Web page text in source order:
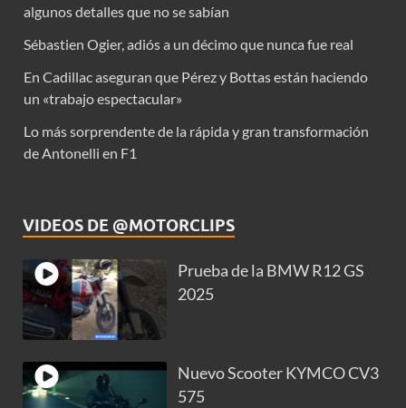
algunos detalles que no se sabían
Sébastien Ogier, adiós a un décimo que nunca fue real
En Cadillac aseguran que Pérez y Bottas están haciendo
un «trabajo espectacular»
Lo más sorprendente de la rápida y gran transformación
de Antonelli en F1
VIDEOS DE @MOTORCLIPS
Prueba de la BMW R12 GS
2025
Nuevo Scooter KYMCO CV3
575